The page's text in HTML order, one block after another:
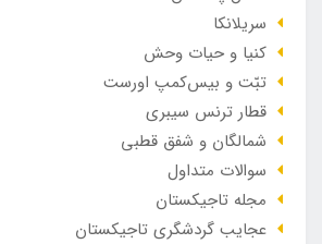
سریلانکا
کنیا و حیات وحش
تبّت و بیس‌کمپ اورست
قطار ترنس سیبری
شمالگان و شفق قطبی
سوالات متداول
مجله تاجیکستان
عجایب گردشگری تاجیکستان